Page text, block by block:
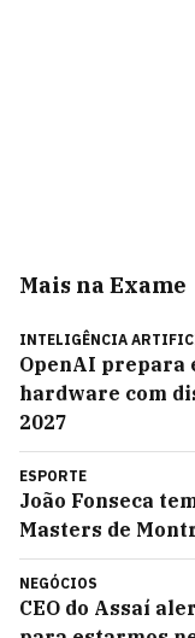
Mais na Exame
INTELIGÊNCIA
OpenAI prepara
hardware com
2027
ESPORTE
João Fonseca
Masters de
NEGÓCIOS
CEO do Assaí